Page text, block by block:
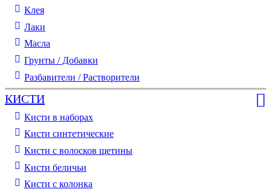
Клея
Лаки
Масла
Грунты / Добавки
Разбавители / Растворители
КИСТИ
Кисти в наборах
Кисти синтетические
Кисти с волосков щетины
Кисти беличьи
Кисти с колонка